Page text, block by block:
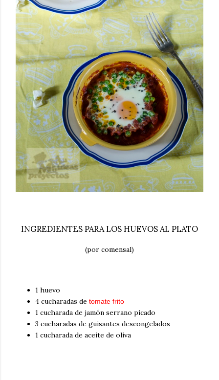
INGREDIENTES PARA LOS HUEVOS AL PLATO
(por comensal)
1 huevo
4 cucharadas de tomate frito
1 cucharada de jamón serrano picado
3 cucharadas de guisantes descongelados
1 cucharada de aceite de oliva